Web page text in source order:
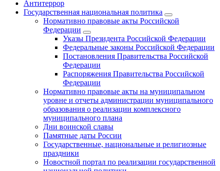
Антитеррор
Государственная национальная политика
Нормативно правовые акты Российской
Федерации
Указы Президента Российской Федерации
Федеральные законы Российской Федерации
Постановления Правительства Российской
Федерации
Распоряжения Правительства Российской
Федерации
Нормативно правовые акты на муниципальном
уровне и отчеты администрации муниципального
образования о реализации комплексного
муниципального плана
Дни воинской славы
Памятные даты России
Государственные, национальные и религиозные
праздники
Новостной портал по реализации государственной